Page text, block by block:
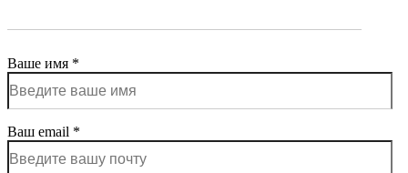
Ваше имя *
Ваш email *